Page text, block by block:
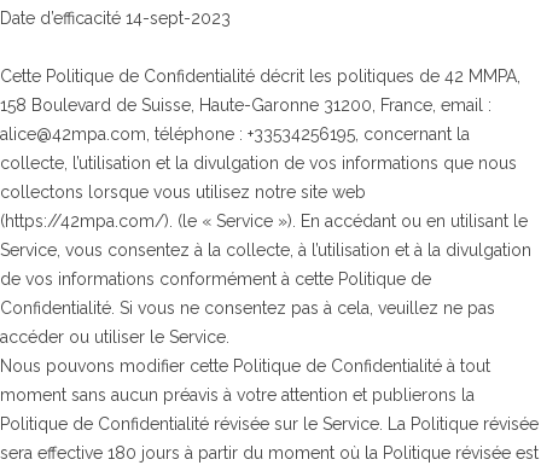
Date d’efficacité 14-sept-2023
Cette Politique de Confidentialité décrit les politiques de 42 MMPA,
158 Boulevard de Suisse, Haute-Garonne 31200, France, email :
alice@42mpa.com, téléphone : +33534256195, concernant la
collecte, l’utilisation et la divulgation de vos informations que nous
collectons lorsque vous utilisez notre site web
(https://42mpa.com/). (le « Service »). En accédant ou en utilisant le
Service, vous consentez à la collecte, à l’utilisation et à la divulgation
de vos informations conformément à cette Politique de
Confidentialité. Si vous ne consentez pas à cela, veuillez ne pas
accéder ou utiliser le Service.
Nous pouvons modifier cette Politique de Confidentialité à tout
moment sans aucun préavis à votre attention et publierons la
Politique de Confidentialité révisée sur le Service. La Politique révisée
sera effective 180 jours à partir du moment où la Politique révisée est